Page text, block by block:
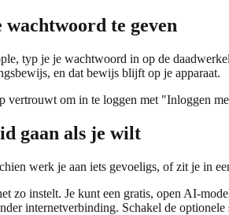
te geven
typ je je wachtwoord in op de
en dat bewijs blijft op je apparaat.
vertrouwt om in te loggen met "Inloggen
gaan als je wilt
werk je aan iets gevoeligs, of zit je in
zo instelt. Je kunt een gratis, open AI-
internetverbinding. Schakel de